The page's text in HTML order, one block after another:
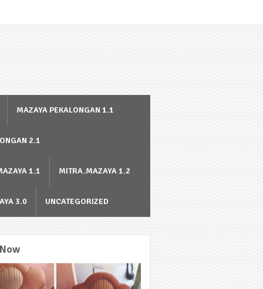
MAZAYA PEKALONGAN 1.1
2.1
1.1 MITRA.MAZAYA 1.2
3.0 UNCATEGORIZED